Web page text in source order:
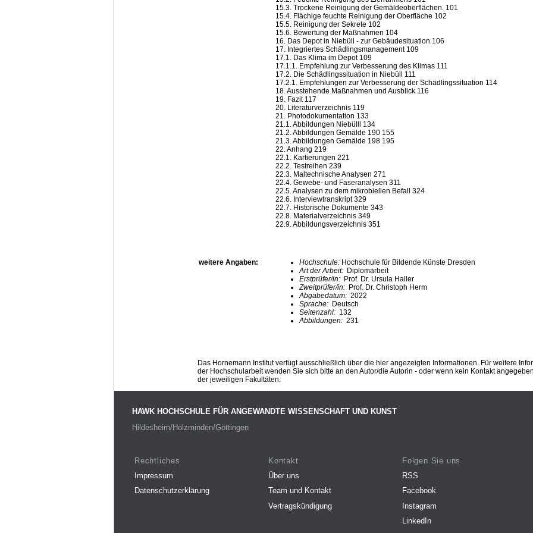
15.3. Trockene Reinigung der Gemäldeoberflächen. 101
15.4. Flächige feuchte Reinigung der Oberfläche 102
15.5. Reinigung der Sekrete 102
15.6. Bewertung der Maßnahmen 104
16. Das Depot in Niebüll - zur Gebäudesituation 106
17. Integriertes Schädlingsmanagement 109
17.1. Das Klima im Depot 109
17.1.1. Empfehlung zur Verbesserung des Klimas 111
17.2. Die Schädlingssituation in Niebüll 111
17.2.1. Empfehlungen zur Verbesserung der Schädlingssituation 114
18. Ausstehende Maßnahmen und Ausblick 116
19. Fazit 117
20. Literaturverzeichnis 119
21. Photodokumentation 133
21.1. Abbildungen Niebülll 134
21.2. Abbildungen Gemälde 190 155
21.3. Abbildungen Gemälde 198 195
22. Anhang 219
22.1. Kartierungen 221
22.2. Testreihen 239
22.3. Maltechnische Analysen 271
22.4. Gewebe- und Faseranalysen 311
22.5. Analysen zu dem mikrobiellen Befall 324
22.6. Interviewtranskript 329
22.7. Historische Dokumente 343
22.8. Materialverzeichnis 349
22.9. Abbildungsverzeichnis 351
weitere Angaben: Hochschule: Hochschule für Bildende Künste Dresden
Art der Arbeit: Diplomarbeit
Erstprüfer/in: Prof. Dr. Ursula Haller
Zweitprüfer/in: Prof. Dr. Christoph Herm
Abgabedatum: 2022
Sprache: Deutsch
Seitenzahl: 132
Abbildungen: 231
Das Hornemann Institut verfügt ausschließlich über die hier angezeigten Informationen. Für weitere
der Hochschularbeit wenden Sie sich bitte an den Autor/die Autorin - oder wenn kein Kontakt
der jeweiligen Fakultäten.
HAWK HOCHSCHULE FÜR ANGEWANDTE WISSENSCHAFT UND KUNST
Hildesheim/Holzminden/Göttingen
Rechtliches
Impressum
Datenschutzerklärung
Kontakt
Über uns
Team und Kontakt
Vertragskündigung
Folgen Sie uns
RSS
Facebook
Instagram
LinkedIn